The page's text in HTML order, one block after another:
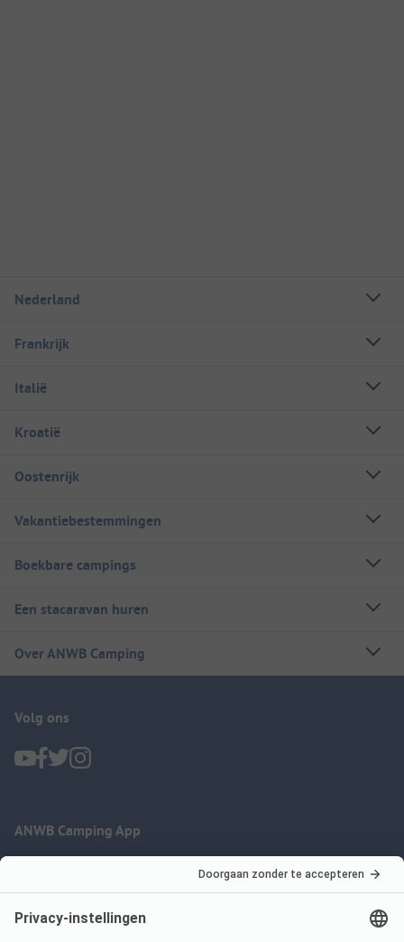
Nederland
Frankrijk
Italië
Kroatië
Oostenrijk
Vakantiebestemmingen
Boekbare campings
Een stacaravan huren
Over ANWB Camping
Volg ons
ANWB Camping App